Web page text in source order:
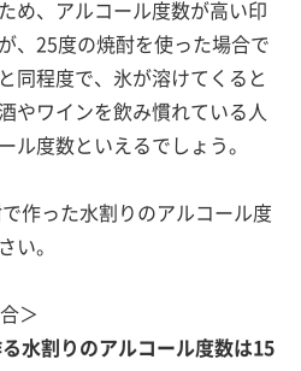
め、アルコール度数が高い印
、25度の焼酎を使った場合で
同程度で、氷が溶けてくると
やワインを飲み慣れている人
ル度数といえるでしょう。
作った水割りのアルコール度
い。
＞
水割りのアルコール度数は15